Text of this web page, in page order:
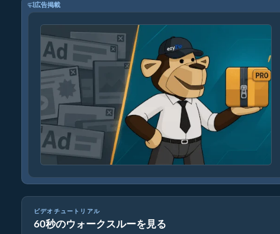
広告掲載
ビデオチュートリアル
60秒のウォークスルーを見る
MP4を16MBに縮小する方法（簡単ガイド）